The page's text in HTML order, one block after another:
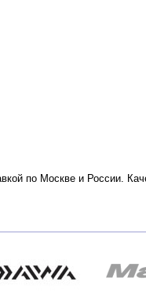
по Москве и России.